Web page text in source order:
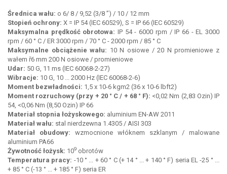
Średnica wału: o 6/ 8 / 9,52 (3/8 ”) / 10 / 12 mm
Stopień ochrony: X = IP 54 (IEC 60529), S = IP 66 (IEC 60529)
Maksymalna prędkość obrotowa: IP 54 - 6000 rpm / IP 66 - EL 3000
rpm / 60 ° C / ER 3000 rpm / 70 ° C - 2000 rpm / 85 ° C
Maksymalne obciążenie wału: 10 N osiowe / 20 N promieniowe z
wałem ř6 mm 200 N osiowe / promieniowe
Udar: 50 G, 11 ms (IEC 60068-2-27)
Wibracje: 10 G, 10 ... 2000 Hz (IEC 60068-2-6)
Moment bezwładności: 1,5 x 10-6 kgm2 (36 x 10-6 lbft2)
Moment rozruchowy (przy + 20 ° C / + 68 ° F): <0,02 Nm (2,83 Ozin) IP
54, <0,06 Nm (8,50 Ozin) IP 66
Materiał stopnia łożyskowego: aluminium EN-AW 2011
Materiał wału: stal nierdzewna 1.4305 / AISI 303
Materiał obudowy: wzmocnione włóknem szklanym / malowane
aluminium PA66
Żywotność łożysk: 109 obrotów
Temperatura pracy: -10 ° ... + 60 ° C (+ 14 ° ... + 140 ° F) seria EL -25 ° ...
+ 85 ° C (-13 ° ... + 185 ° F) seria ER